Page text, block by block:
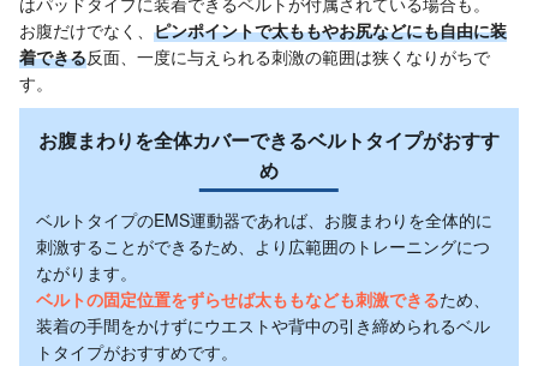
お腹だけでなく、 ピンポイントで太ももやお尻などにも自由に装
着できる反面、一度に与えられる刺激の範囲は狭くなりがちで
す。
お腹まわりを全体カバーできるベルトタイプがおすす
め
ベルトタイプのEMS運動器であれば、お腹まわりを全体的に
刺激することができるため、より広範囲のトレーニングにつ
ながります。
ベルトの固定位置をずらせば太ももなども刺激できるため、
装着の手間をかけずにウエストや背中の引き締められるベル
トタイプがおすすめです。